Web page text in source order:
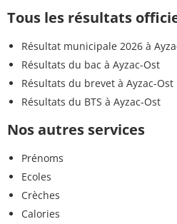
Tous les résultats
Résultat municipale 2026 à
Résultats du bac à Ayzac-Ost
Résultats du brevet à Ayzac-Ost
Résultats du BTS à Ayzac-Ost
Nos autres services
Prénoms
Ecoles
Crèches
Calories